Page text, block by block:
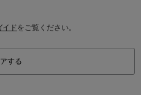
イドをご覧ください。
する